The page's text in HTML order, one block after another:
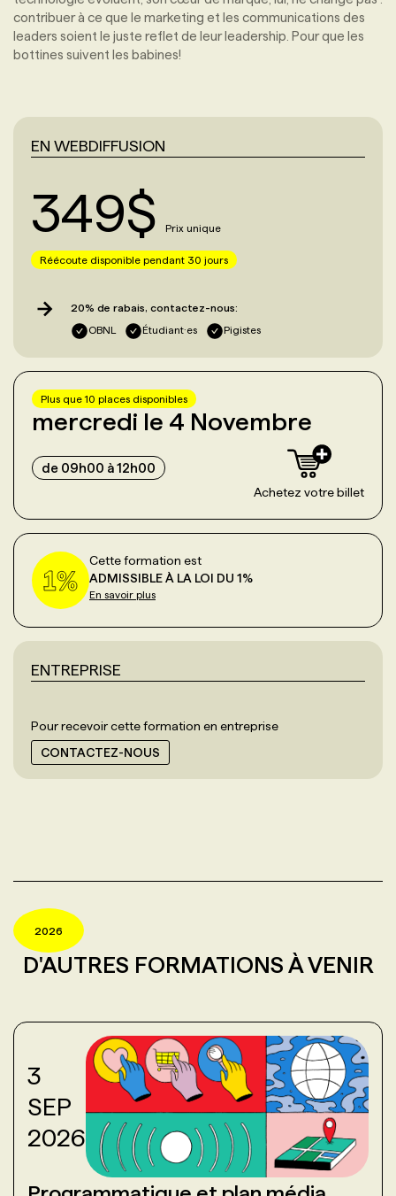
contribuer à ce que le marketing et les communications des
leaders soient le juste reflet de leur leadership. Pour que les
bottines suivent les babines!
EN WEBDIFFUSION
349$ Prix unique
Réécoute disponible pendant 30 jours
20% de rabais, contactez-nous:
OBNL
Étudiant·es Pigistes
Plus que10 places disponibles
mercredi le 4 Novembre
de 09h00 à 12h00
Achetez votre billet
Cette formation est
ADMISSIBLE À LA LOI DU 1%
En savoir plus
ENTREPRISE
Pour recevoir cette formation en entreprise
CONTACTEZ-NOUS
2026
D'AUTRES FORMATIONS À VENIR
3
SEP
2026